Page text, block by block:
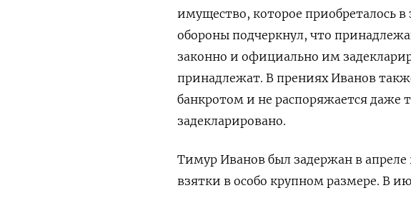
имущество, которое приобреталось
обороны подчеркнул, что
законно и официально им
принадлежат. В прениях Иванов
банкротом и не распоряжается даже
задекларировано.
Тимур Иванов был задержан в
взятки в особо крупном размере. В